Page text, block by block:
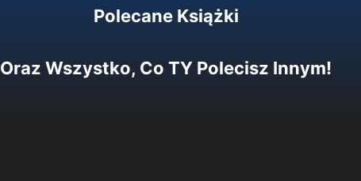
Polecane Książki
Oraz Wszystko, Co TY Polecisz Innym!